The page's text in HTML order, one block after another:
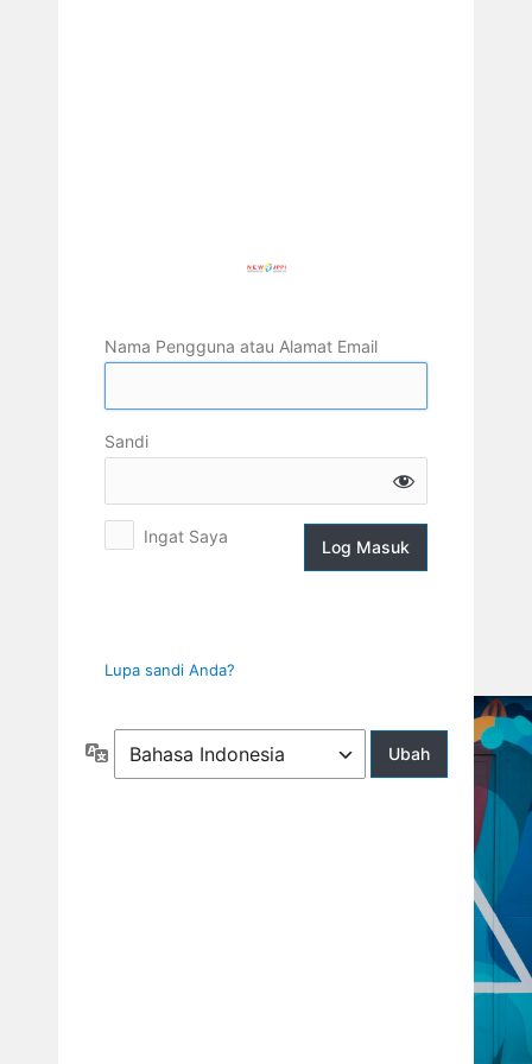
Log
Nama Pengguna atau Alamat Email
Sandi
Ingat Saya
Lupa sandi Anda?
Bahasa